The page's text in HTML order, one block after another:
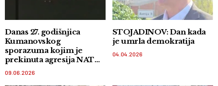
Danas 27. godišnjica
Kumanovskog
sporazuma kojim je
prekinuta agresija NATO
09.06.2026
STOJADINOV: Dan kada
je umrla demokratija
04.04.2026